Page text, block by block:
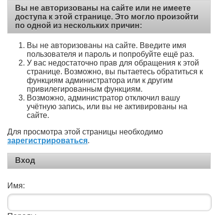
Вы не авторизованы на сайте или не имеете
доступа к этой странице. Это могло произойти
по одной из нескольких причин:
Вы не авторизованы на сайте. Введите имя
пользователя и пароль и попробуйте ещё раз.
У вас недостаточно прав для обращения к этой
странице. Возможно, вы пытаетесь обратиться к
функциям администратора или к другим
привилегированным функциям.
Возможно, администратор отключил вашу
учётную запись, или вы не активированы на
сайте.
Для просмотра этой страницы необходимо
зарегистрироваться.
Вход
Имя: